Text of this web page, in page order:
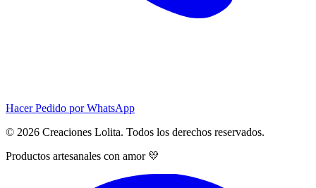
Hacer Pedido por WhatsApp
© 2026 Creaciones Lolita. Todos los derechos reservados.
Productos artesanales con amor 💛